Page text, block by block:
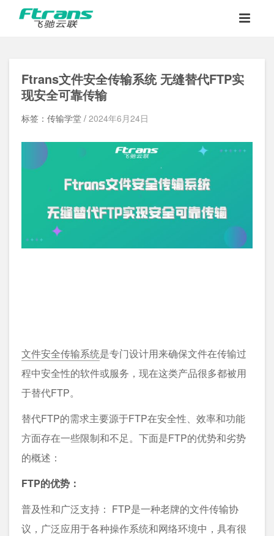
Ftrans文件安全传输系统 无缝替代FTP实
现安全可靠传输
标签：传输学堂 / 2024年6月24日
文件安全传输系统是专门设计用来确保文件在传输过
程中安全性的软件或服务，现在这类产品很多都被用
于替代FTP。
替代FTP的需求主要源于FTP在安全性、效率和功能
方面存在一些限制和不足。下面是FTP的优势和劣势
的概述：
FTP的优势：
普及性和广泛支持： FTP是一种老牌的文件传输协
议，广泛应用于各种操作系统和网络环境中，具有很